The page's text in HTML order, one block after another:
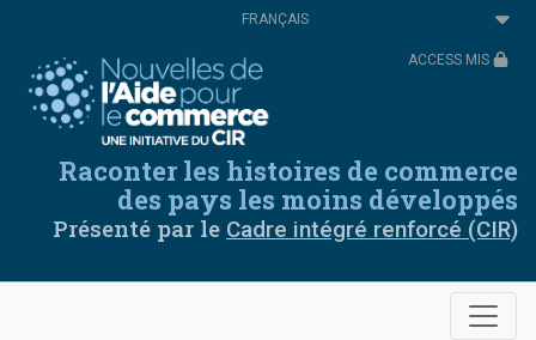
principal
Select
your
ACCESS MIS
Raconter les histoires de commerce
des pays les moins développés
Présenté par le Cadre intégré renforcé (CIR)